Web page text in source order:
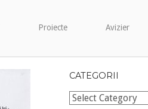
Proiecte Avizier
CATEGORII
Categorii